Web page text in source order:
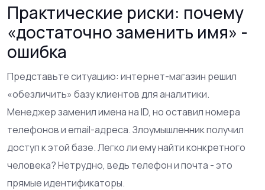
Практические риски: почему
«достаточно заменить имя» -
ошибка
Представьте ситуацию: интернет-магазин решил
«обезличить» базу клиентов для аналитики.
Менеджер заменил имена на ID, но оставил номера
телефонов и email-адреса. Злоумышленник получил
доступ к этой базе. Легко ли ему найти конкретного
человека? Нетрудно, ведь телефон и почта - это
прямые идентификаторы.